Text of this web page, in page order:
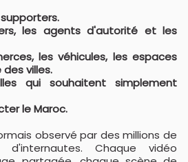
les agents d'autorité et les
les véhicules, les espaces
villes.
qui souhaitent simplement
le Maroc.
observé par des millions de
Chaque vidéo